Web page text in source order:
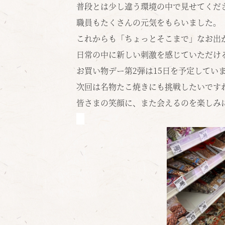
普段とは少し違う環境の中で見せてくだ
職員もたくさんの元気をもらいました。
これからも「ちょっとそこまで」なお出
日常の中に新しい刺激を感じていただ
お買い物デー第2弾は15日を予定してい
次回は名物たこ焼きにも挑戦したいです
皆さまの笑顔に、また会えるのを楽しみ